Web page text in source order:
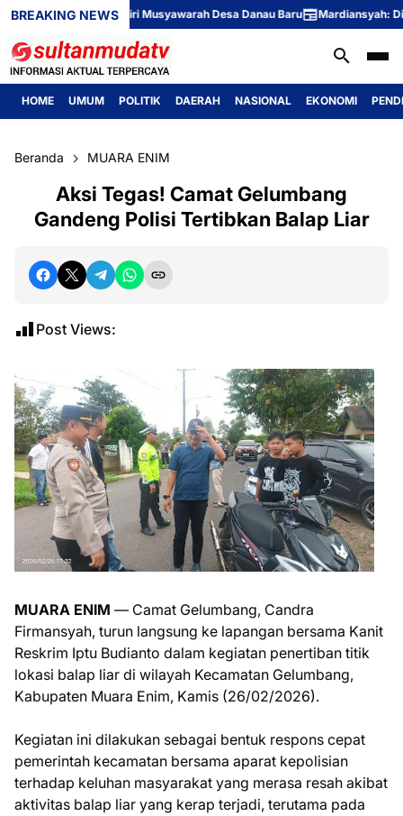
BREAKING NEWS
Sungai Rotan Hadiri Musyawarah Desa Danau Baru Mardiansyah:
HOME UMUM POLITIK DAERAH NASIONAL EKONOMI
Beranda MUARA ENIM
Aksi Tegas! Camat Gelumbang
Gandeng Polisi Tertibkan Balap Liar
Post Views:
MUARA ENIM — Camat Gelumbang, Candra
Firmansyah, turun langsung ke lapangan bersama Kanit
Reskrim Iptu Budianto dalam kegiatan penertiban titik
lokasi balap liar di wilayah Kecamatan Gelumbang,
Kabupaten Muara Enim, Kamis (26/02/2026).
Kegiatan ini dilakukan sebagai bentuk respons cepat
pemerintah kecamatan bersama aparat kepolisian
terhadap keluhan masyarakat yang merasa resah akibat
aktivitas balap liar yang kerap terjadi, terutama pada